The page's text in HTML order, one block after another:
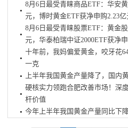
8月6日最受青睐商品ETF：华安
元，博时黄金ETF获净申购2.23亿
8月6日最受青睐股票ETF：黄金
元，华泰柏瑞中证2000ETF获净
十年前，我妈偏爱黄金，咬牙花
一克
上半年我国黄金产量降了，国内
硬核实力领跑合肥改善市场！深
杆价值
今年上半年我国黄金产量同比下